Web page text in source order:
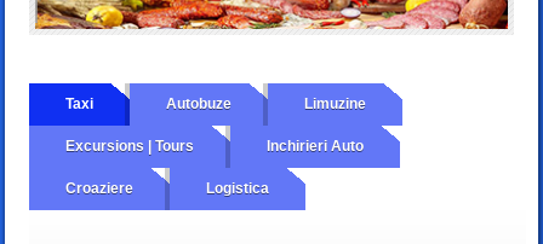
Taxi Autobuze Limuzine
Excursions | Tours Inchirieri Auto
Croaziere Logistica